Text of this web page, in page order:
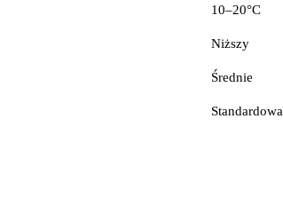
10–20°C
Niższy
Średnie
Standardowa